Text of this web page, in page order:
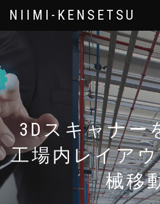
NIIMI-KENSETSU
NIIMI-KENSETSU
3Dスキャナー
工場内レイア
械移